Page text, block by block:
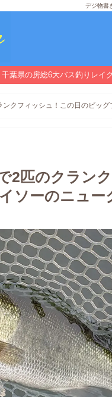
デジ物書
葉県の房総6大バス釣りレイ
クフィッシュ！この日のビッ
2匹のクラン
ソーのニュ